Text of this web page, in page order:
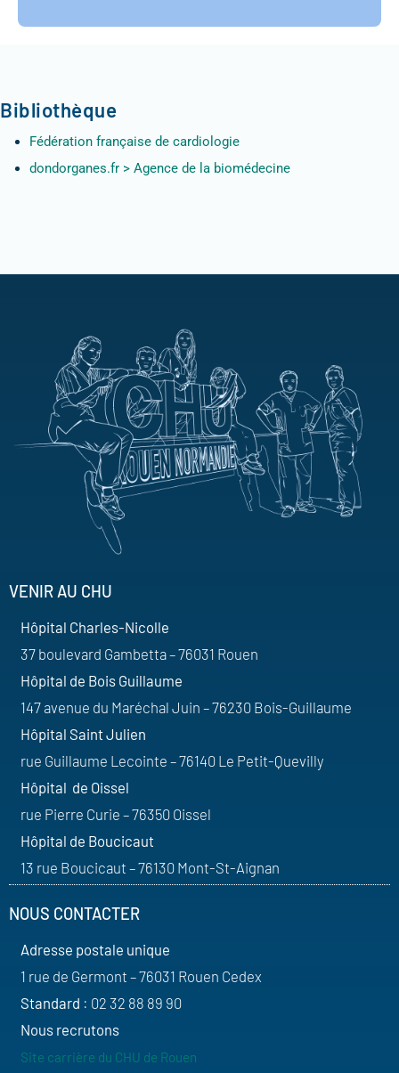
Bibliothèque
Fédération française de cardiologie
dondorganes.fr > Agence de la biomédecine
VENIR AU CHU
Hôpital Charles-Nicolle
37 boulevard Gambetta – 76031 Rouen
Hôpital de Bois Guillaume
147 avenue du Maréchal Juin – 76230 Bois-Guillaume
Hôpital Saint Julien
rue Guillaume Lecointe – 76140 Le Petit-Quevilly
Hôpital de Oissel
rue Pierre Curie – 76350 Oissel
Hôpital de Boucicaut
13 rue Boucicaut – 76130 Mont-St-Aignan
NOUS CONTACTER
Adresse postale unique
1 rue de Germont – 76031 Rouen Cedex
Standard : 02 32 88 89 90
Nous recrutons
Site carrière du CHU de Rouen